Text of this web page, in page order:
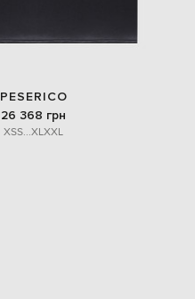
PESERICO
26 368 грн
XSS...XLXXL